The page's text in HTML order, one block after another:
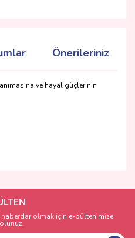
Önerileriniz
ve hayal güçlerinin
Yaz
ederiz.
olmak için e-bültenimize